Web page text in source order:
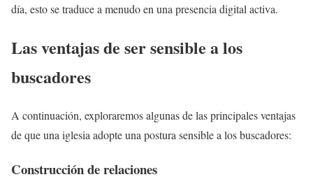
día, esto se traduce a menudo en una presencia digital activa.
Las ventajas de ser sensible a los
buscadores
A continuación, exploraremos algunas de las principales ventajas
de que una iglesia adopte una postura sensible a los buscadores:
Construcción de relaciones